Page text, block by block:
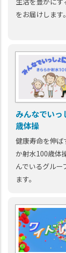
をお届けします。
みんなでいっ
歳体操
健康寿命を伸ば
か射水100歳体
んでいるグルー
ます。